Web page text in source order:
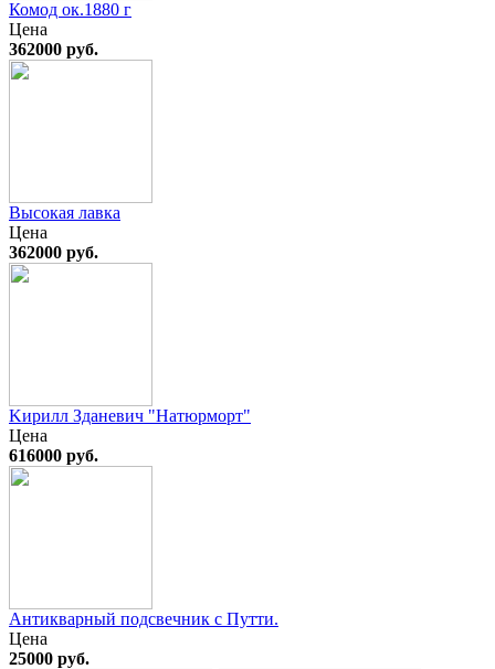
Комод ок.1880 г
Цена
362000 руб.
Высокая лавка
Цена
362000 руб.
Kирилл Зданевич "Натюрморт"
Цена
616000 руб.
Антикварный подсвечник с Путти.
Цена
25000 руб.